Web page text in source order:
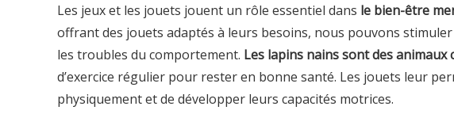
Les jeux et les jouets jouent un rôle essentiel dans le bien-être
offrant des jouets adaptés à leurs besoins, nous pouvons
les troubles du comportement. Les lapins nains sont des animaux
d’exercice régulier pour rester en bonne santé. Les jouets leur
physiquement et de développer leurs capacités motrices.